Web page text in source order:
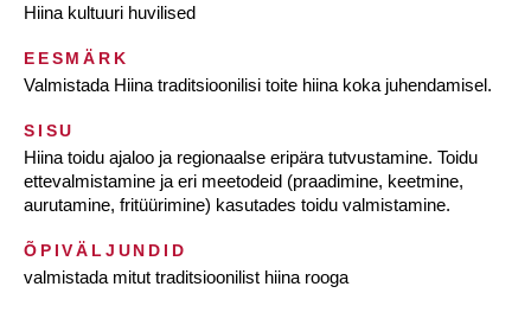
Hiina kultuuri huvilised
EESMÄRK
Valmistada Hiina traditsioonilisi toite hiina koka juhendamisel.
SISU
Hiina toidu ajaloo ja regionaalse eripära tutvustamine. Toidu
ettevalmistamine ja eri meetodeid (praadimine, keetmine,
aurutamine, fritüürimine) kasutades toidu valmistamine.
ÕPIVÄLJUNDID
valmistada mitut traditsioonilist hiina rooga